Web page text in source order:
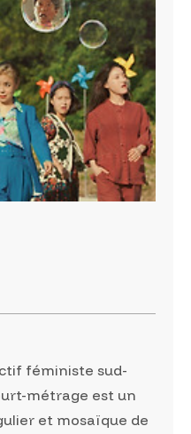
féministe sud-
métrage est un
et mosaïque de